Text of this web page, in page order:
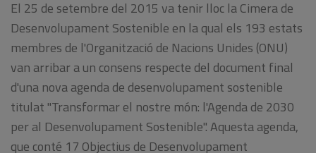
El 25 de setembre del 2015 va tenir lloc la Cimera de
Desenvolupament Sostenible en la qual els 193 estats
membres de l'Organització de Nacions Unides (ONU)
van arribar a un consens respecte del document final
d'una nova agenda de desenvolupament sostenible
titulat "Transformar el nostre món: l'Agenda de 2030
per al Desenvolupament Sostenible". Aquesta agenda,
que conté 17 Objectius de Desenvolupament